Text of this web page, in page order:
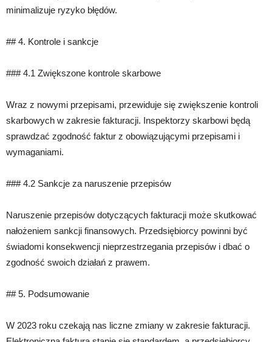
minimalizuje ryzyko błędów.
## 4. Kontrole i sankcje
### 4.1 Zwiększone kontrole skarbowe
Wraz z nowymi przepisami, przewiduje się zwiększenie kontroli
skarbowych w zakresie fakturacji. Inspektorzy skarbowi będą
sprawdzać zgodność faktur z obowiązującymi przepisami i
wymaganiami.
### 4.2 Sankcje za naruszenie przepisów
Naruszenie przepisów dotyczących fakturacji może skutkować
nałożeniem sankcji finansowych. Przedsiębiorcy powinni być
świadomi konsekwencji nieprzestrzegania przepisów i dbać o
zgodność swoich działań z prawem.
## 5. Podsumowanie
W 2023 roku czekają nas liczne zmiany w zakresie fakturacji.